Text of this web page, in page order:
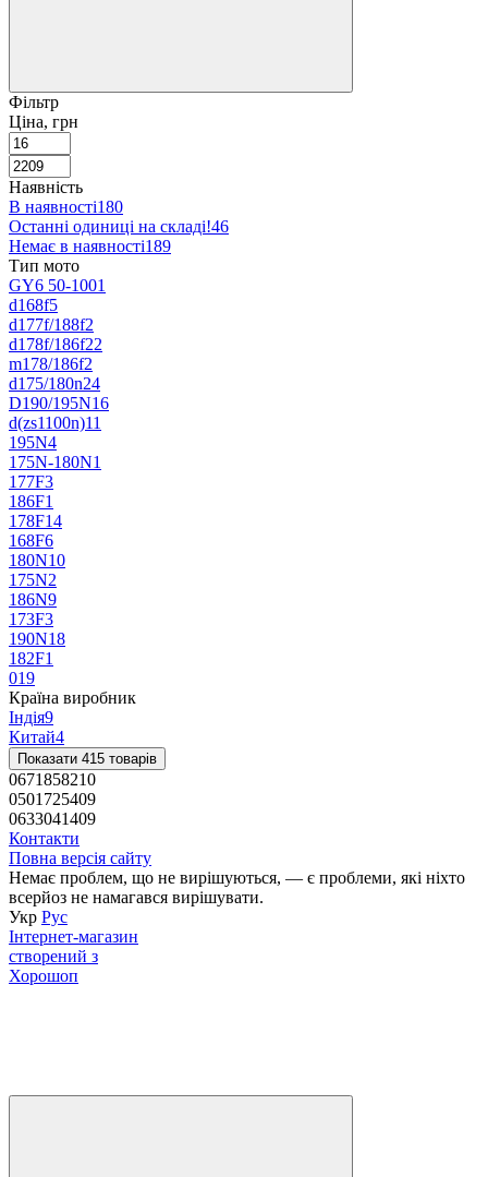
Фільтр
Ціна, грн
Наявність
В наявності180
Останні одиниці на складі!46
Немає в наявності189
Тип мото
GY6 50-1001
d168f5
d177f/188f2
d178f/186f22
m178/186f2
d175/180n24
D190/195N16
d(zs1100n)11
195N4
175N-180N1
177F3
186F1
178F14
168F6
180N10
175N2
186N9
173F3
190N18
182F1
019
Країна виробник
Індія9
Китай4
Показати 415 товарів
0671858210
0501725409
0633041409
Контакти
Повна версія сайту
Немає проблем, що не вирішуються, — є проблеми, які ніхто
всерйоз не намагався вирішувати.
Укр Рус
Інтернет-магазин
створений з
Хорошоп